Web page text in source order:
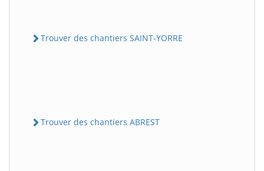
Trouver des chantiers SAINT-YORRE
Trouver des chantiers ABREST